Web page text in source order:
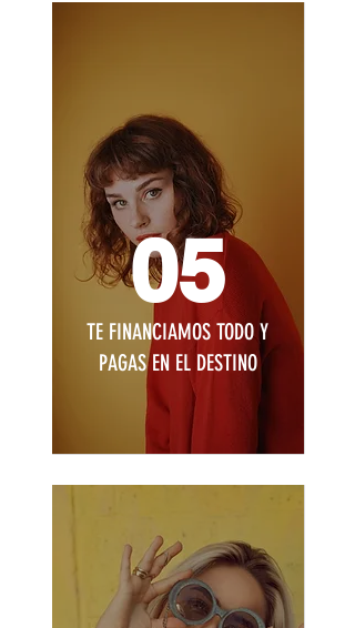
05
TE FINANCIAMOS TODO Y
PAGAS EN EL DESTINO